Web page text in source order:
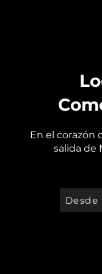
En el corazón
salida de
Desde